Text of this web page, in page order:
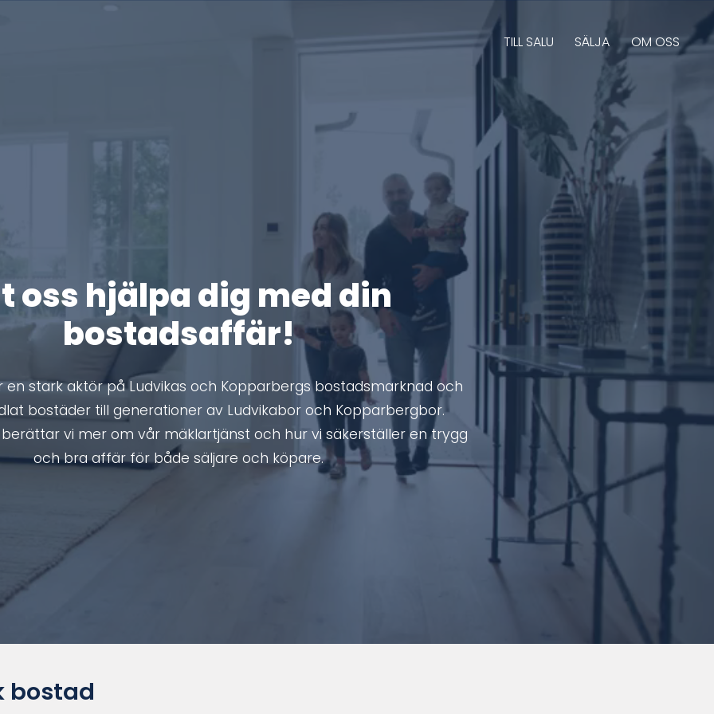
TILL SALU SÄLJA OM OSS
oss hjälpa dig med din
bostadsaffär!
en stark aktör på Ludvikas och Kopparbergs bostadsmarknad och
bostäder till generationer av Ludvikabor och Kopparbergbor.
vi mer om vår mäklartjänst och hur vi säkerställer en trygg
och bra affär för både säljare och köpare.
bostad